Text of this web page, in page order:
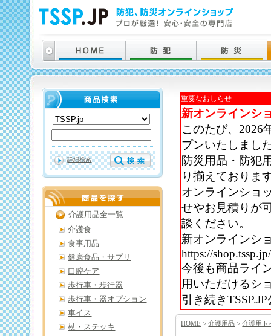
重要なおしらせ
新オンラインシ
このたび、2026
プンいたしまし
防災用品・防犯
り揃えておりま
オンラインショ
せやお見積りが
談ください。
新オンラインシ
https://shop.tssp.jp/
今後も商品ライ
用いただけるシ
引き続き
HOME >介護用品 >介護用ト
詳細検索
介護用品全一覧
介護食
食事用品
健康食品・サプリ
口腔ケア
歩行車・歩行器
歩行車・器オプション
車イス
杖・ステッキ